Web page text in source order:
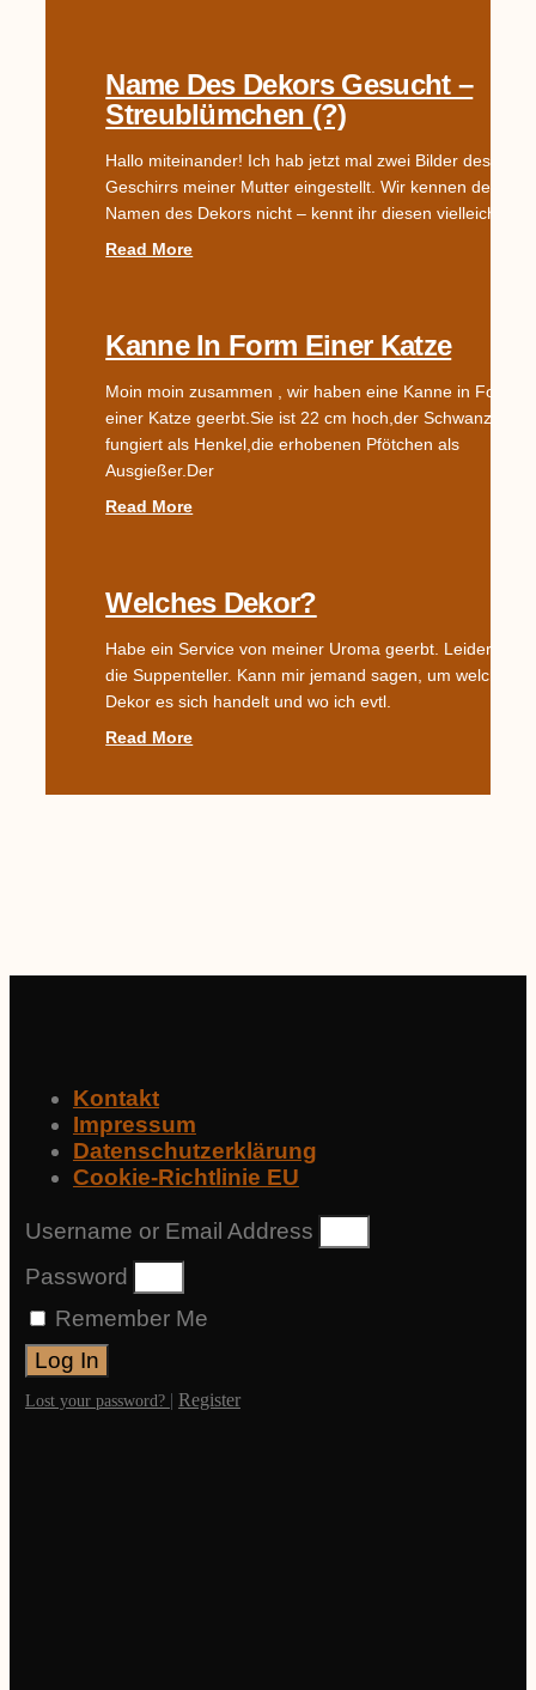
Name Des Dekors Gesucht –
Streublümchen (?)
Hallo miteinander! Ich hab jetzt mal zwei Bilder des
Geschirrs meiner Mutter eingestellt. Wir kennen den
Namen des Dekors nicht – kennt ihr diesen vielleicht?
Read More
Kanne In Form Einer Katze
Moin moin zusammen , wir haben eine Kanne in Form
einer Katze geerbt.Sie ist 22 cm hoch,der Schwanz
fungiert als Henkel,die erhobenen Pfötchen als
Ausgießer.Der
Read More
Welches Dekor?
Habe ein Service von meiner Uroma geerbt. Leider
die Suppenteller. Kann mir jemand sagen, um welches
Dekor es sich handelt und wo ich evtl.
Read More
Kontakt
Impressum
Datenschutzerklärung
Cookie-Richtlinie EU
Username or Email Address
Password
Remember Me
Log In
Lost your password? Register